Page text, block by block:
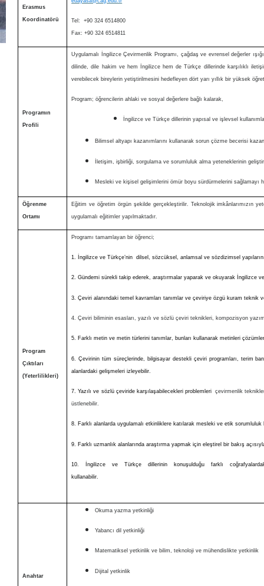
Erasmus
Koordinatörü Tel: +90 324 6514800
Fax: +90 324 6514811
Programın
Profili
Uygulamalı İngilizce Çevirmenlik Programı, çağdaş ve evrensel değerler
dilinde, dile hakim ve hem İngilizce hem de Türkçe dillerinde karşılıklı
verebilecek bireylerin yetiştirilmesini hedefleyen dört yarı yıllık bir yüksek
Program; öğrencilerin ahlaki ve sosyal değerlere bağlı kalarak,
İngilizce ve Türkçe dillerinin yapısal ve işlevsel
Bilimsel altyapı kazanımlarını kullanarak sorun çözme becerisi
İletişim, işbirliği, sorgulama ve sorumluluk alma yeteneklerinin
Mesleki ve kişisel gelişimlerini ömür boyu sürdürmelerini sağlamayı
Öğrenme
Ortamı
Eğitim ve öğretim örgün şekilde gerçekleştirilir. Teknolojik imkânlarımızın
uygulamalı eğitimler yapılmaktadır.
Program
Çıktıları
(Yeterlilikleri)
Programı tamamlayan bir öğrenci;
1. İngilizce ve Türkçe’nin dilsel, sözcüksel, anlamsal ve sözdizimsel
2. Gündemi sürekli takip ederek, araştırmalar yaparak ve okuyarak İngilizce
3. Çeviri alanındaki temel kavramları tanımlar ve çeviriye özgü kuram teknik
4. Çeviri biliminin esasları, yazılı ve sözlü çeviri teknikleri, kompozisyon
5. Farklı metin ve metin türlerini tanımlar, bunları kullanarak metinleri
6. Çevirinin tüm süreçlerinde, bilgisayar destekli çeviri programları, terim
alanlardaki gelişmeleri izleyebilir.
7. Yazılı ve sözlü çeviride karşılaşabilecekleri problemleri çevirmenlik
üstlenebilir.
8. Farklı alanlarda uygulamalı etkinliklere katılarak mesleki ve etik
9. Farklı uzmanlık alanlarında araştırma yapmak için eleştirel bir bakış
10. İngilizce ve Türkçe dillerinin konuşulduğu farklı
Anahtar
Okuma yazma yetkinliği
Yabancı dil yetkinliği
Matematiksel yetkinlik ve bilim, teknoloji ve mühendislikte yetkinlik
Dijital yetkinlik